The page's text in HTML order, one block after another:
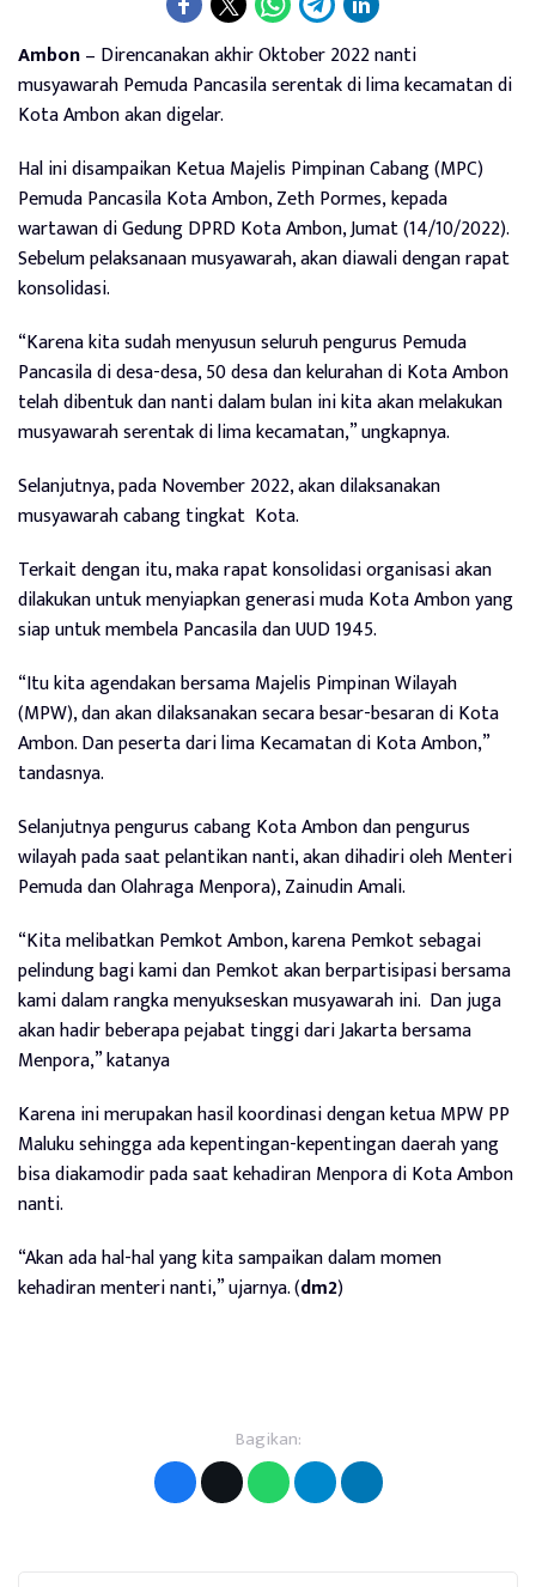
Ambon– Direncanakan akhir Oktober 2022 nanti
musyawarah Pemuda Pancasila serentak di lima kecamatan di
Kota Ambon akan digelar.
Hal ini disampaikan Ketua Majelis Pimpinan Cabang (MPC)
Pemuda Pancasila Kota Ambon, Zeth Pormes,kepada
wartawan di Gedung DPRD Kota Ambon, Jumat (14/10/2022).
Sebelum pelaksanaan musyawarah, akan diawali dengan rapat
konsolidasi.
“Karena kita sudah menyusun seluruh pengurus Pemuda
Pancasila di desa-desa, 50 desa dan kelurahan di Kota Ambon
telah dibentuk dan nanti dalam bulan ini kita akan melakukan
musyawarah serentak di lima kecamatan,” ungkapnya.
Selanjutnya, pada November 2022, akan dilaksanakan
musyawarah cabang tingkat Kota.
Terkait dengan itu, maka rapat konsolidasi organisasi akan
dilakukan untuk menyiapkan generasi muda Kota Ambon yang
siap untuk membela Pancasila dan UUD 1945.
“Itu kita agendakan bersama Majelis Pimpinan Wilayah
(MPW), dan akan dilaksanakan secara besar-besaran di Kota
Ambon. Dan peserta dari lima Kecamatan di Kota Ambon,”
tandasnya.
Selanjutnya pengurus cabang Kota Ambon dan pengurus
wilayah pada saat pelantikan nanti, akan dihadiri oleh Menteri
Pemuda dan Olahraga Menpora), Zainudin Amali.
“Kita melibatkan Pemkot Ambon, karena Pemkot sebagai
pelindung bagi kami dan Pemkot akan berpartisipasi bersama
kami dalam rangka menyukseskan musyawarah ini. Dan juga
akan hadir beberapa pejabat tinggi dari Jakarta bersama
Menpora,” katanya
Karena ini merupakan hasil koordinasi dengan ketua MPW PP
Maluku sehingga ada kepentingan-kepentingan daerah yang
bisa diakamodir pada saat kehadiran Menpora di Kota Ambon
nanti.
“Akan ada hal-hal yang kita sampaikan dalam momen
kehadiran menteri nanti,” ujarnya. (dm2)
Bagikan: